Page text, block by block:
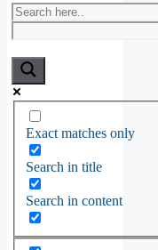
Exact matches only
Search in title
Search in content